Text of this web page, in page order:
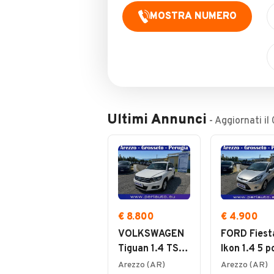
MOSTRA NUMERO
Ultimi Annunci - Aggiornati il
€ 8.800
VOLKSWAGEN
Tiguan 1.4 TSI
122 CV Trend &
Arezzo (AR)
€ 4.900
FORD
Ikon 1.4 5
Bz.- GPL
Arezzo (AR)